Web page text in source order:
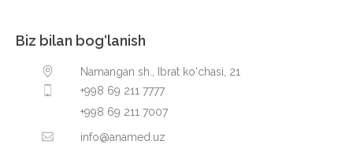
Biz bilan bog‘lanish
Namangan sh., Ibrat ko‘chasi, 21
+998 69 211 7777
+998 69 211 7007
info@anamed.uz